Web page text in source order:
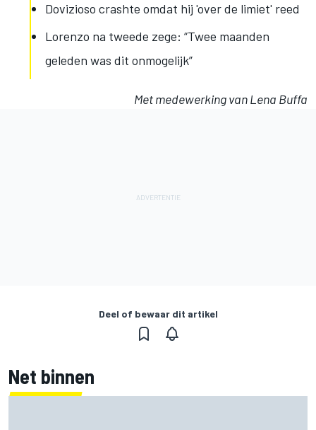
Dovizioso crashte omdat hij 'over de limiet' reed
Lorenzo na tweede zege: “Twee maanden
geleden was dit onmogelijk”
Met medewerking van Lena Buffa
Deel of bewaar dit artikel
Net binnen